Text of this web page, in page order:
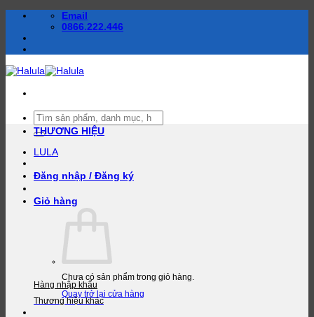
dung
Email
0866.222.446
Tìm
kiếm:
LULA
Đăng nhập / Đăng ký
Giỏ hàng
Chưa có sản phẩm trong giỏ hàng.
Quay trở lại cửa hàng
THƯƠNG HIỆU
Hàng nhập khẩu
Thương hiệu khác